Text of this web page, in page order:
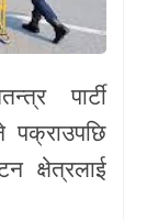
पार्टी
पक्राउपछि
क्षेत्रलाई